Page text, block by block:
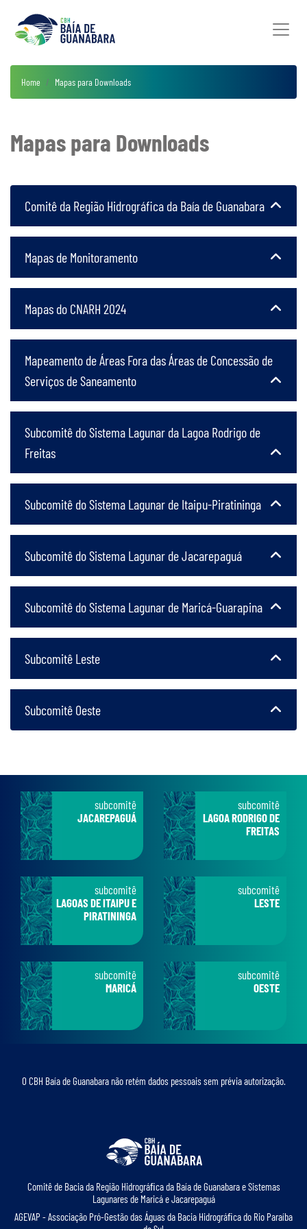
Home Mapas para Downloads
Mapas para Downloads
Comitê da Região Hidrográfica da Baía de Guanabara
Mapas de Monitoramento
Mapas do CNARH 2024
Mapeamento de Áreas Fora das Áreas de Concessão de
Serviços de Saneamento
Subcomitê do Sistema Lagunar da Lagoa Rodrigo de
Freitas
Subcomitê do Sistema Lagunar de Itaipu-Piratininga
Subcomitê do Sistema Lagunar de Jacarepaguá
Subcomitê do Sistema Lagunar de Maricá-Guarapina
Subcomitê Leste
Subcomitê Oeste
subcomitê
JACAREPAGUÁ
subcomitê
LAGOA RODRIGO DE
FREITAS
subcomitê
LAGOAS DE ITAIPU E
PIRATININGA
subcomitê
LESTE
subcomitê
MARICÁ
subcomitê
OESTE
O CBH Baía de Guanabara não retém dados pessoais sem prévia autorização.
Comitê de Bacia da Região Hidrográﬁca da Baía de Guanabara e Sistemas
Lagunares de Maricá e Jacarepaguá
AGEVAP - Associação Pró-Gestão das Águas da Bacia Hidrográﬁca do Rio Paraíba